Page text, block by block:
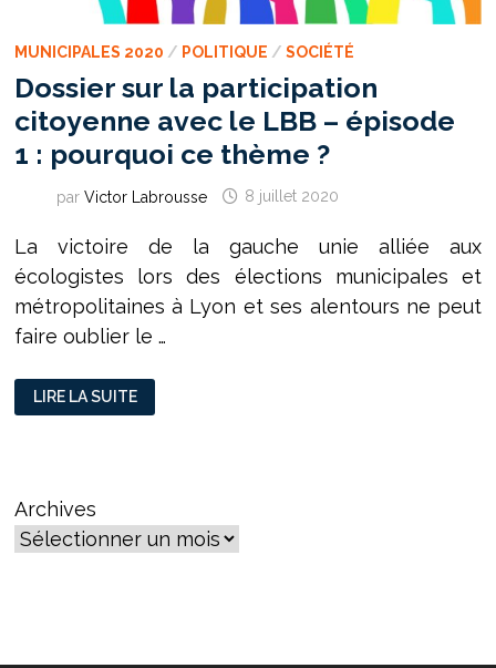
MUNICIPALES 2020 / POLITIQUE / SOCIÉTÉ
Dossier sur la participation
citoyenne avec le LBB – épisode
1 : pourquoi ce thème ?
par Victor Labrousse 8 juillet 2020
La victoire de la gauche unie alliée aux
écologistes lors des élections municipales et
métropolitaines à Lyon et ses alentours ne peut
faire oublier le …
DOSSIER
SUR
LA
–
ÉPISODE
1 :
POURQUOI
LIRE LA SUITE
Archives